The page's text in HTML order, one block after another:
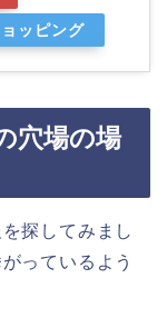
ッピング
穴場の場
探してみまし
っているよう